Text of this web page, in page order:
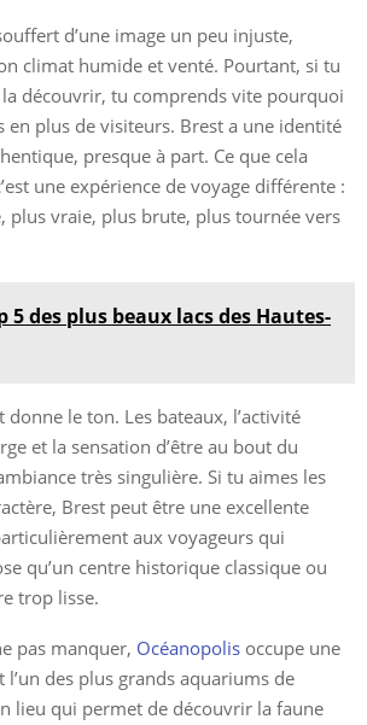
d’une image un peu injuste,
climat humide et venté. Pourtant, si tu
découvrir, tu comprends vite pourquoi
en plus de visiteurs. Brest a une identité
presque à part. Ce que cela
une expérience de voyage différente :
plus vraie, plus brute, plus tournée vers
5 des plus beaux lacs des Hautes-
donne le ton. Les bateaux, l’activité
et la sensation d’être au bout du
très singulière. Si tu aimes les
Brest peut être une excellente
aux voyageurs qui
qu’un centre historique classique ou
trop lisse.
pas manquer, Océanopolis occupe une
l’un des plus grands aquariums de
lieu qui permet de découvrir la faune